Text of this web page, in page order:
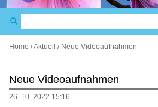
Home /Aktuell / Neue Videoaufnahmen
Neue Videoaufnahmen
26. 10. 2022 15:16